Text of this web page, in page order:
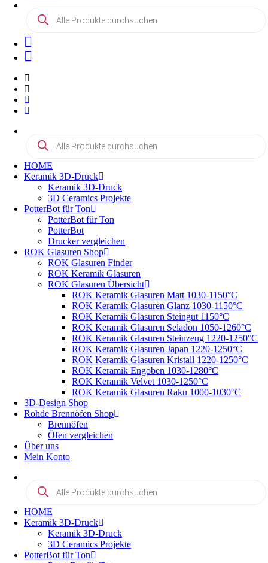
Products
search
Products
search
HOME
Keramik 3D-Druck
Keramik 3D-Druck
3D Ceramics Projekte
PotterBot für Ton
PotterBot für Ton
PotterBot
Drucker vergleichen
ROK Glasuren Shop
ROK Glasuren Finder
ROK Keramik Glasuren
ROK Glasuren Übersicht
ROK Keramik Glasuren Matt 1030-1150°C
ROK Keramik Glasuren Glanz 1030-1150°C
ROK Keramik Glasuren Steingut 1150°C
ROK Keramik Glasuren Seladon 1050-1260°C
ROK Keramik Glasuren Steinzeug 1220-1250°C
ROK Keramik Glasuren Japan 1220-1250°C
ROK Keramik Glasuren Kristall 1220-1250°C
ROK Keramik Engoben 1030-1280°C
ROK Keramik Velvet 1030-1250°C
ROK Keramik Glasuren Raku 1000-1030°C
3D-Design Shop
Rohde Brennöfen Shop
Brennöfen
Öfen vergleichen
Über uns
Mein Konto
Products
search
HOME
Keramik 3D-Druck
Keramik 3D-Druck
3D Ceramics Projekte
PotterBot für Ton